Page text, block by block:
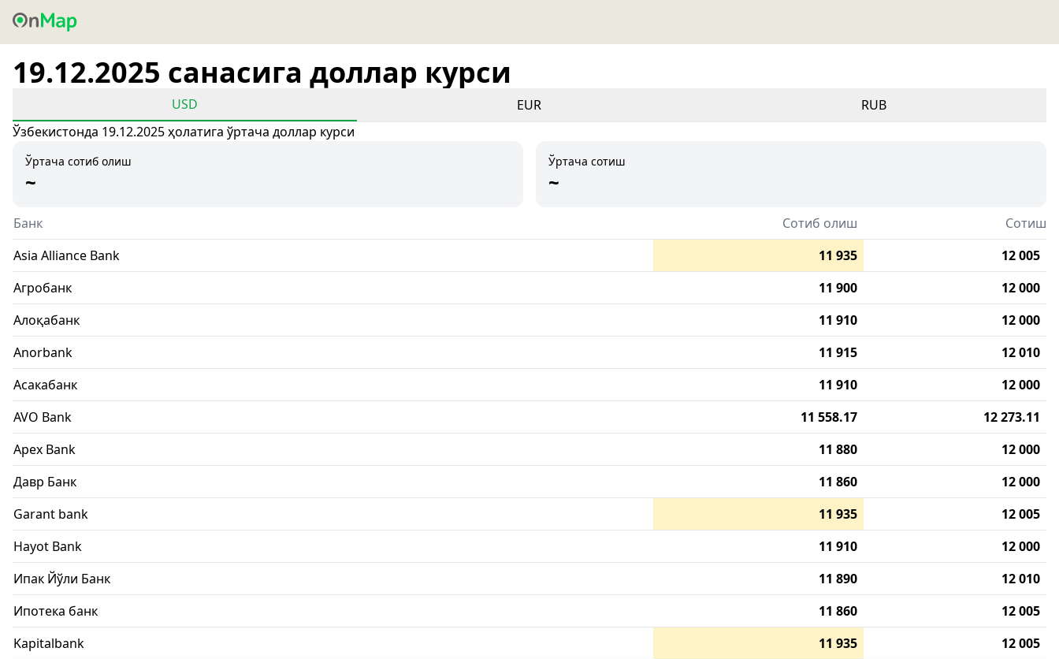
19.12.2025 санасига доллар курси
USD EUR
RUB
Ўзбекистонда 19.12.2025 ҳолатига ўртача доллар курси
Ўртача сотиб олиш
~
Ўртача сотиш
~
Банк Сотиб олиш
Сотиш
Asia Alliance Bank
11 935
12 005
Агробанк
11 900
12 000
Алоқабанк
11 910
12 000
Anorbank
11 915
12 010
Асакабанк
11 910
12 000
AVO Bank
11 558.17
12 273.11
Apex Bank
11 880
12 000
Давр Банк
11 860
12 000
Garant bank
11 935
12 005
Hayot Bank
11 910
12 000
Ипак Йўли Банк
11 890
12 010
Ипотека банк
11 860
12 005
Kapitalbank
11 935
12 005